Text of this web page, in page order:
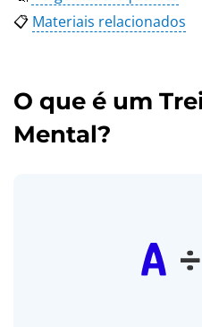
📋 Materiais relacionados
O que é um
Mental?